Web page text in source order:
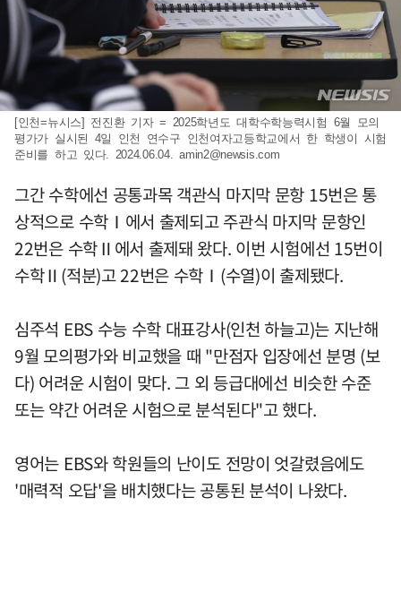
[인천=뉴시스] 전진환 기자 = 2025학년도 대학수학능력시험 6월 모의
평가가 실시된 4일 인천 연수구 인천여자고등학교에서 한 학생이 시험
준비를 하고 있다. 2024.06.04.amin2@newsis.com
그간 수학에선 공통과목 객관식 마지막 문항 15번은 통
상적으로 수학Ⅰ에서 출제되고 주관식 마지막 문항인
22번은 수학Ⅱ에서 출제돼 왔다. 이번 시험에선 15번이
수학Ⅱ(적분)고 22번은 수학Ⅰ(수열)이 출제됐다.
심주석 EBS 수능 수학 대표강사(인천 하늘고)는 지난해
9월 모의평가와 비교했을 때 "만점자 입장에선 분명 (보
다) 어려운 시험이 맞다. 그 외 등급대에선 비슷한 수준
또는 약간 어려운 시험으로 분석된다"고 했다.
영어는 EBS와 학원들의 난이도 전망이 엇갈렸음에도
'매력적 오답'을 배치했다는 공통된 분석이 나왔다.